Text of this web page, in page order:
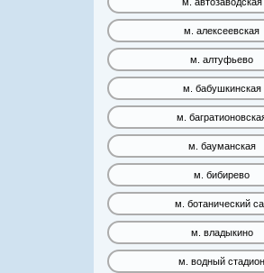
м. алексеевская
м. алтуфьево
м. бабушкинская
м.
м. бауманская
м. бибирево
м. ботанический
м. владыкино
м. водный стадион